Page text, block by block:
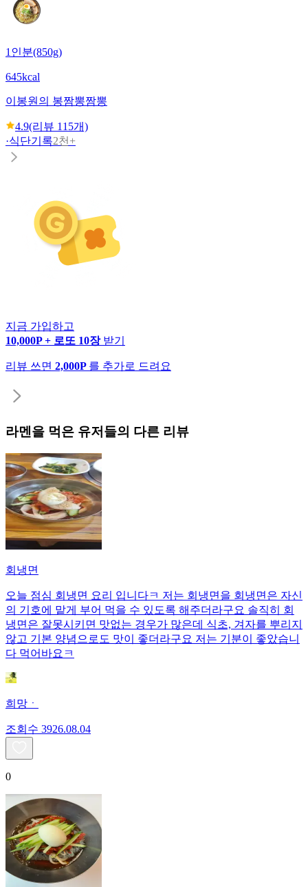
1인분(850g)
645kcal
이봉원의 봉짬뽕짬뽕
4.9(리뷰 115개)
·식단기록2천+
지금 가입하고
10,000P + 로또 10장 받기
리뷰 쓰면 2,000P 를 추가로 드려요
라멘 을 먹은 유저들의 다른 리뷰
회냉면
오늘 점심 회냉면 요리 입니다ㅋ 저는 회냉면을 회냉면은 자신
의 기호에 맡게 부어 먹을 수 있도록 해주더라구요 솔직히 회
냉면은 잘못시키면 맛없는 경우가 많은데 식초, 겨자를 뿌리지
않고 기본 양념으로도 맛이 좋더라구요 저는 기분이 좋았습니
다 먹어바요ㅋ
희망ㆍ
조회수 3926.08.04
0